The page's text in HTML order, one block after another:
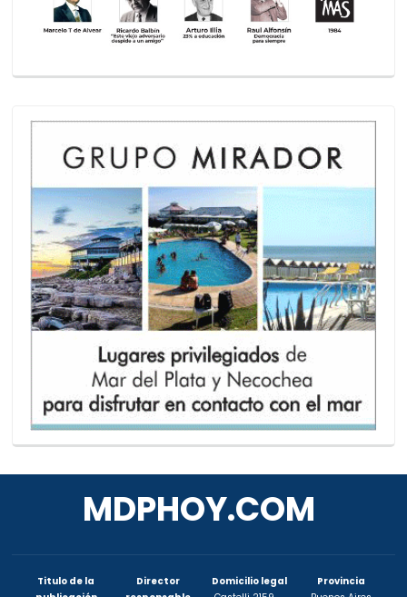
MDPHOY.COM
Titulo de la
Director
Domicilio legal
Provincia